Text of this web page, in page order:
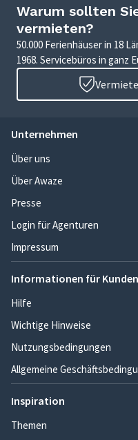
Warum sollten
vermieten?
50.000 Ferienhäuser in 18
1968. Servicebüros in ganz
Unternehmen
Über uns
Über Awaze
Presse
Login für Agenturen
Impressum
Informationen für Kunden
Hilfe
Wichtige Hinweise
Nutzungsbedingungen
Allgemeine
Inspiration
Themen